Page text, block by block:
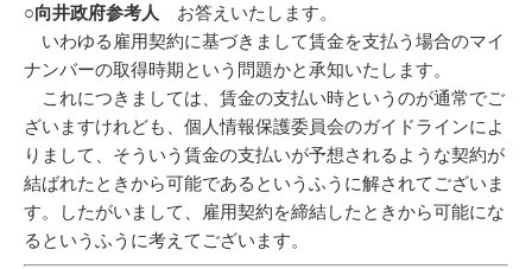
○向井政府参考人
お答えいたします。
いわゆる雇用契約に基づきまして賃金を支払う場合のマイ
ナンバーの取得時期という問題かと承知いたします。
これにつきましては、賃金の支払い時というのが通常でご
ざいますけれども、個人情報保護委員会のガイドラインによ
りまして、そういう賃金の支払いが予想されるような契約が
結ばれたときから可能であるというふうに解されてございま
す。したがいまして、雇用契約を締結したときから可能にな
るというふうに考えてございます。